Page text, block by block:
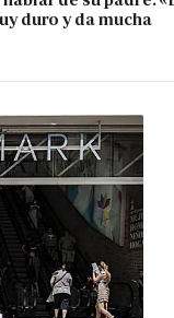
duro y da mucha